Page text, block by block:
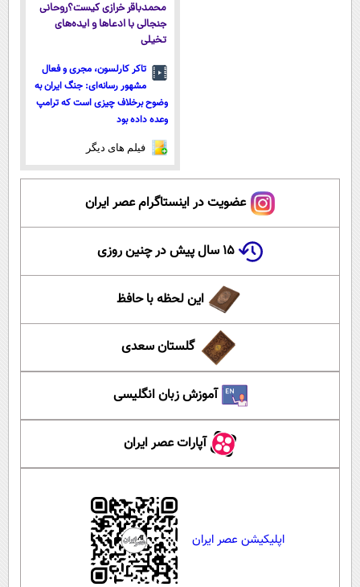
محمدباقر خرازی کیست؟روحانی
جنجالی با ادعاها و ایده‌های
تخیلی
تاکر کارلسون، مجری و فعال
مشهور رسانه‌ای: جنگ ایران به
وضوح برخلاف چیزی است که ترامپ
وعده داده بود
فیلم های دیگر
عضویت در اینستاگرام عصر ایران
۱۵ سال پیش در چنین روزی
این لحظه با حافظ
گلستان سعدی
آموزش زبان انگلیسی
آپارات عصر ایران
اپلیکیشن عصر ایران